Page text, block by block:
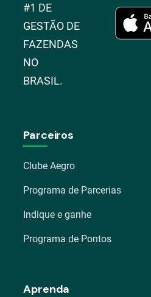
#1 DE
GESTÃO DE
FAZENDAS
NO
BRASIL.
Parceiros
Clube Aegro
Programa de Parcerias
Indique e ganhe
Programa de Pontos
Aprenda